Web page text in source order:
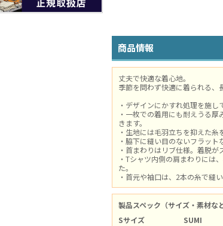
商品情報
丈夫で快適な着心地。
季節を問わず快適に着られる、
・デザインにかすれ処理を施し
・一枚での着用にも耐えうる
きます。
・生地には毛羽立ちを抑えた糸
・脇下に縫い目のないフラッ
・首まわりはリブ仕様。着脱が
・Tシャツ内側の肩まわりには
た。
・首元や袖口は、2本の糸で縫
製品スペック（サイズ・素材など
Sサイズ
SUMI